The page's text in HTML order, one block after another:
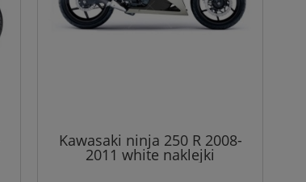
Kawasaki ninja 250 R 2008-
2011 white naklejki